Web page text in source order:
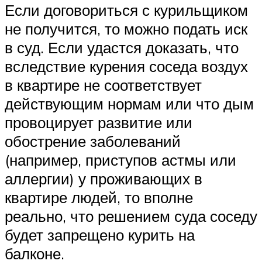
Если договориться с курильщиком
не получится, то можно подать иск
в суд. Если удастся доказать, что
вследствие курения соседа воздух
в квартире не соответствует
действующим нормам или что дым
провоцирует развитие или
обострение заболеваний
(например, приступов астмы или
аллергии) у проживающих в
квартире людей, то вполне
реально, что решением суда соседу
будет запрещено курить на
балконе.